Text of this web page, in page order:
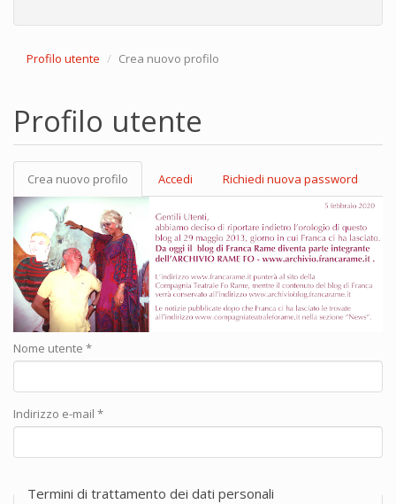
Profilo utente Crea nuovo profilo
Profilo utente
Schede primarie
Crea nuovo profilo (scheda
attiva)
Accedi Richiedi nuova password
Nome utente *
Indirizzo e-mail *
Termini di trattamento dei dati personali